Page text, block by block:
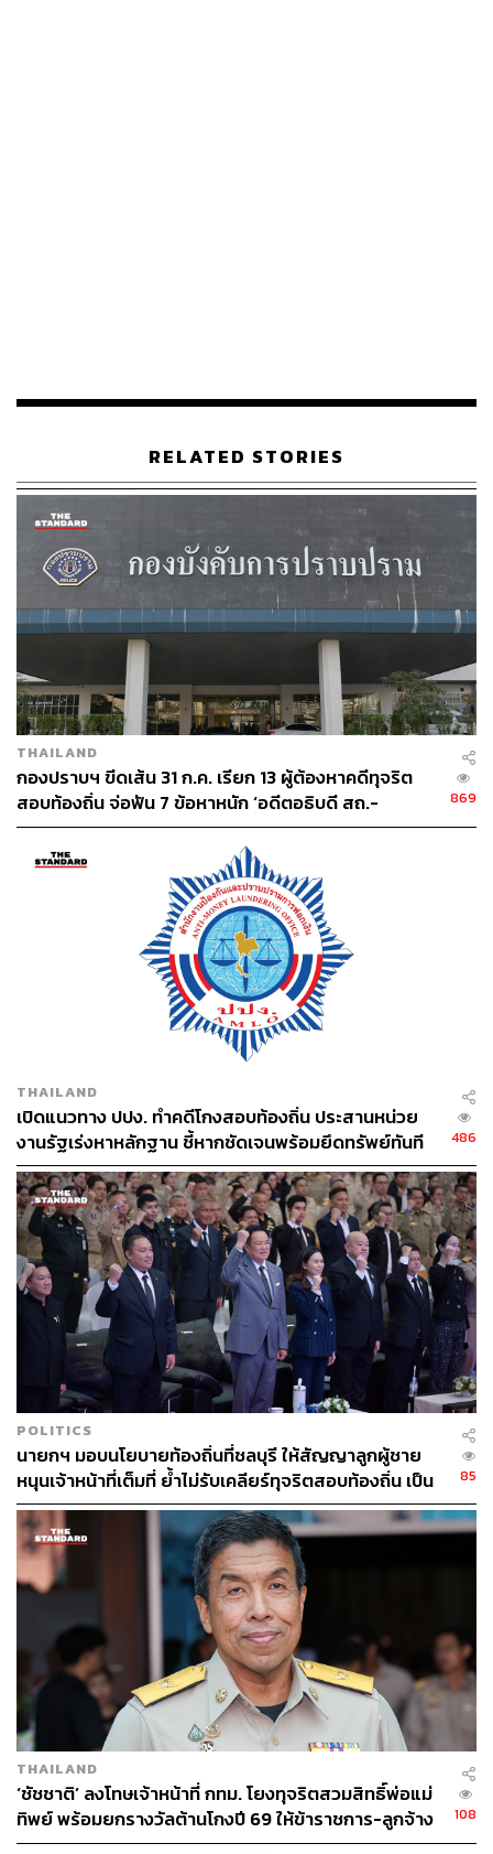
RELATED STORIES
THAILAND
กองปราบฯ ขีดเส้น 31 ก.ค. เรียก 13 ผู้ต้องหาคดีทุจริต
สอบท้องถิ่น จ่อฟัน 7 ข้อหาหนัก ‘อดีตอธิบดี สถ.-
ผอ.สำนักทดสอบฯ’
869
THAILAND
เปิดแนวทาง ปปง. ทำคดีโกงสอบท้องถิ่น ประสานหน่วย
งานรัฐเร่งหาหลักฐาน ชี้หากชัดเจนพร้อมยึดทรัพย์ทันที
486
POLITICS
นายกฯ มอบนโยบายท้องถิ่นที่ชลบุรี ให้สัญญาลูกผู้ชาย
หนุนเจ้าหน้าที่เต็มที่ ย้ำไม่รับเคลียร์ทุจริตสอบท้องถิ่น เป็น
ตราบาป ลอยอังคารก็ลบไม่ออก
85
THAILAND
‘ชัชชาติ’ ลงโทษเจ้าหน้าที่ กทม. โยงทุจริตสวมสิทธิ์พ่อแม่
ทิพย์ พร้อมยกรางวัลต้านโกงปี 69 ให้ข้าราชการ-ลูกจ้าง
ทุกคน
108